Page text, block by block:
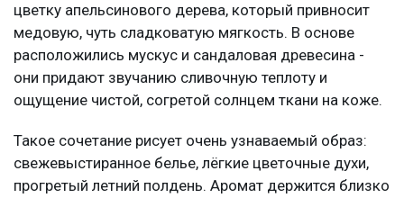
цветку апельсинового дерева, который привносит
медовую, чуть сладковатую мягкость. В основе
расположились мускус и сандаловая древесина -
они придают звучанию сливочную теплоту и
ощущение чистой, согретой солнцем ткани на коже.
Такое сочетание рисует очень узнаваемый образ:
свежевыстиранное белье, лёгкие цветочные духи,
прогретый летний полдень. Аромат держится близко